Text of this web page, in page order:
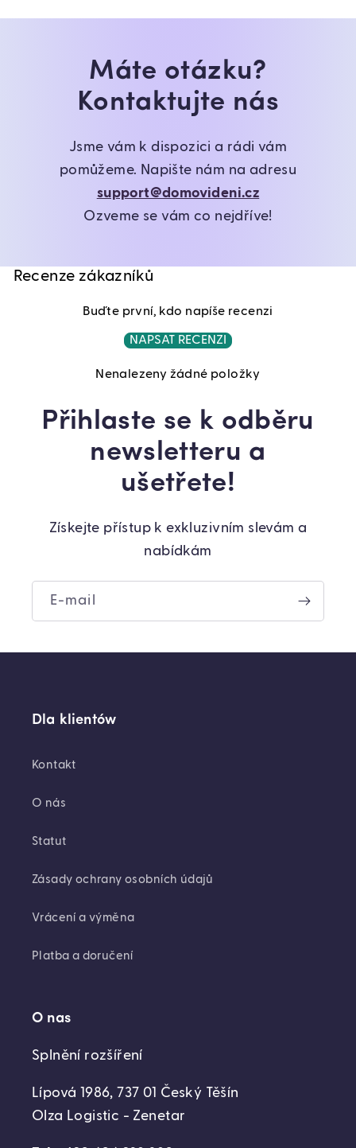
Máte otázku?
Kontaktujte nás
Jsme vám k dispozici a rádi vám
pomůžeme. Napište nám na adresu
support@domovideni.cz
Ozveme se vám co nejdříve!
Recenze zákazníků
Buďte první, kdo napíše recenzi
NAPSAT RECENZI
Nenalezeny žádné položky
Přihlaste se k odběru
newsletteru a
ušetřete!
Získejte přístup k exkluzivním slevám a
nabídkám
E-mail
Dla klientów
Kontakt
O nás
Statut
Zásady ochrany osobních údajů
Vrácení a výměna
Platba a doručení
O nas
Splnění rozšíření
Lípová 1986, 737 01 Český Těšín
Olza Logistic - Zenetar